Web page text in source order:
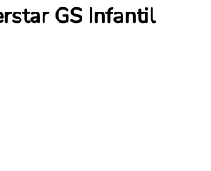
GS Infantil